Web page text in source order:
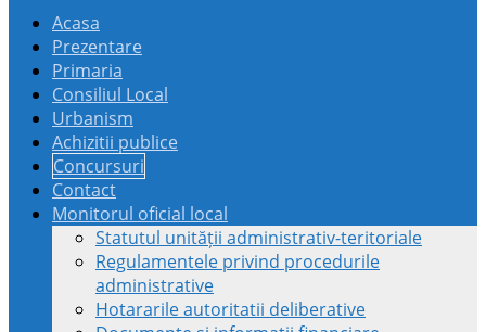
Acasa
Prezentare
Primaria
Consiliul Local
Urbanism
Achizitii publice
Concursuri
Contact
Monitorul oficial local
Statutul unității administrativ-teritoriale
Regulamentele privind procedurile
administrative
Hotararile autoritatii deliberative